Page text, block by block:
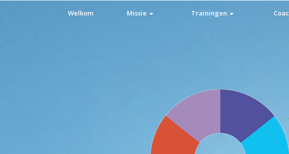
Welkom Missie Trainingen